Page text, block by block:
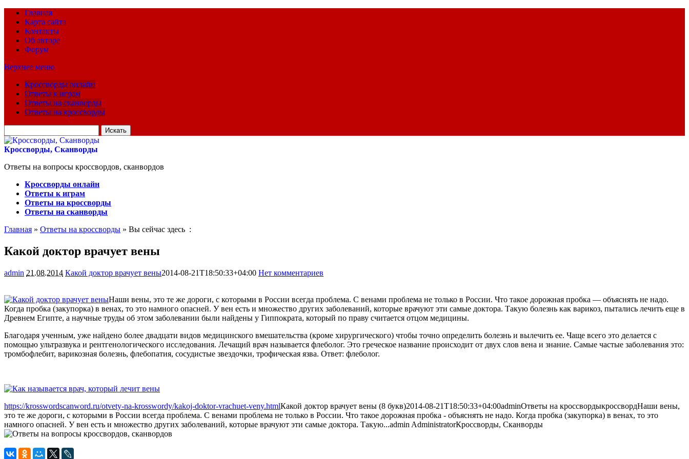
Главная
Карта сайта
Контакты
Об авторе
Форум
Верхнее меню
Кроссворды онлайн
Ответы к играм
Ответы на сканворды
Ответы на кроссворды
для:
Кроссворды, Сканворды
Ответы на вопросы кроссвордов, сканвордов
Кроссворды онлайн
Ответы к играм
Ответы на кроссворды
Ответы на сканворды
Главная » Ответы на кроссворды » Вы сейчас здесь :
Какой доктор врачует вены
admin 21.08.2014 Какой доктор врачует вены2014-08-21T18:50:33+04:00 Нет комментариев
Наши вены, это те же дороги, с которыми в России всегда проблема. С венами проблема не только в России. Что такое дорожная пробка — объяснять не надо.
Когда пробка (закупорка) в венах, то это намного опасней. У вен есть и множество других заболеваний, которые врачуют эти самые доктора. Такую болезнь как варикоз, пытались лечить еще в
Древнем Египте, а научные труды об этом заболевании были найдены у Гиппократа, который по праву считается отцом медицины.
Благодаря ученным, уже найдено более двадцати видов медицинского вмешательства (кроме хирургического) чтобы точно определить болезнь и вылечить ее. Чаще всего это делается с
помощью ультразвука и рентгенологического исследования. Лечащий врач называется флеболог. Это греческое название происходит от двух слов вена и знание. Самые частые заболевания это:
тромбофлебит, варикозная болезнь, флебопатия, сосудистые звездочки, трофическая язва. Ответ: флеболог.
https://krosswordscanword.ru/otvety-na-krosswordy/kakoj-doktor-vrachuet-veny.htmlКакой доктор врачует вены (8 букв)2014-08-21T18:50:33+04:00adminОтветы на кроссвордыкроссвордНаши вены,
это те же дороги, с которыми в России всегда проблема. С венами проблема не только в России. Что такое дорожная пробка - объяснять не надо. Когда пробка (закупорка) в венах, то это
намного опасней. У вен есть и множество других заболеваний, которые врачуют эти самые доктора. Такую...admin AdministratorКроссворды, Сканворды